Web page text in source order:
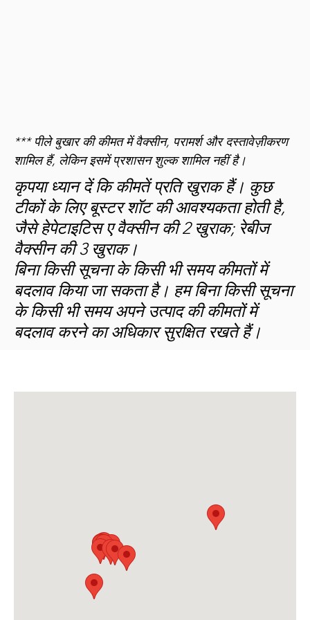
*** पीले बुखार की कीमत में वैक्सीन, परामर्श और दस्तावेज़ीकरण
शामिल हैं, लेकिन इसमें प्रशासन शुल्क शामिल नहीं है।
कृपया ध्यान दें कि कीमतें प्रति खुराक हैं। कुछ
टीकों के लिए बूस्टर शॉट की आवश्यकता होती है,
जैसे हेपेटाइटिस ए वैक्सीन की 2 खुराक; रेबीज
वैक्सीन की 3 खुराक।
बिना किसी सूचना के किसी भी समय कीमतों में
बदलाव किया जा सकता है। हम बिना किसी सूचना
के किसी भी समय अपने उत्पाद की कीमतों में
बदलाव करने का अधिकार सुरक्षित रखते हैं।